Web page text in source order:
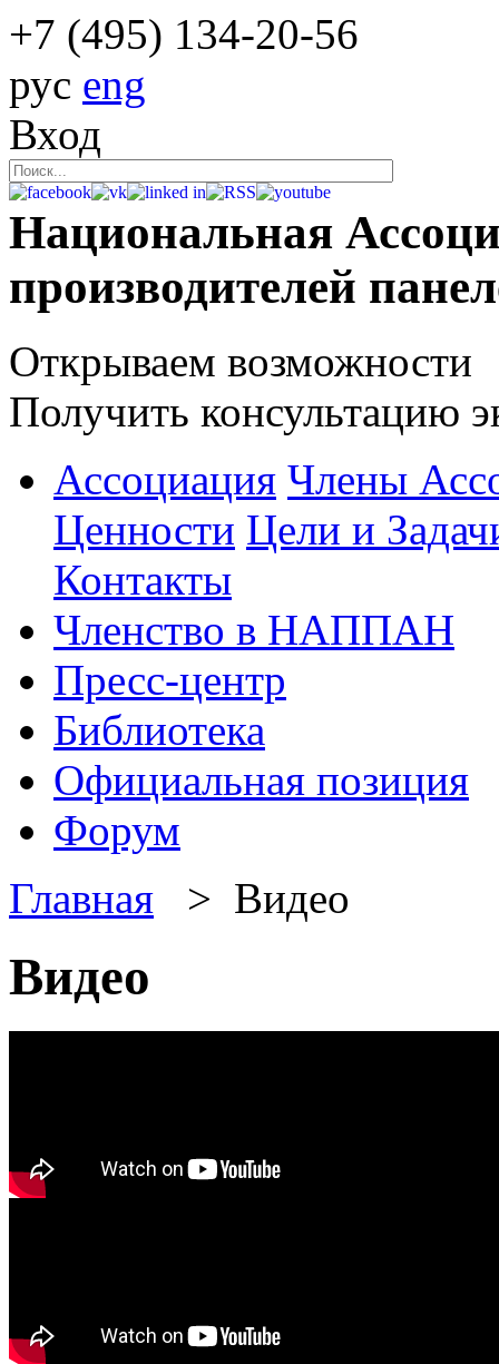
+7 (495) 134-20-56
рус eng
Вход
Национальная
производителей
Открываем возможности
Получить консультацию
Ассоциация Члены
Ценности Цели и
Контакты
Членство в НАППАН
Пресс-центр
Библиотека
Официальная позиция
Форум
Главная > Видео
Видео